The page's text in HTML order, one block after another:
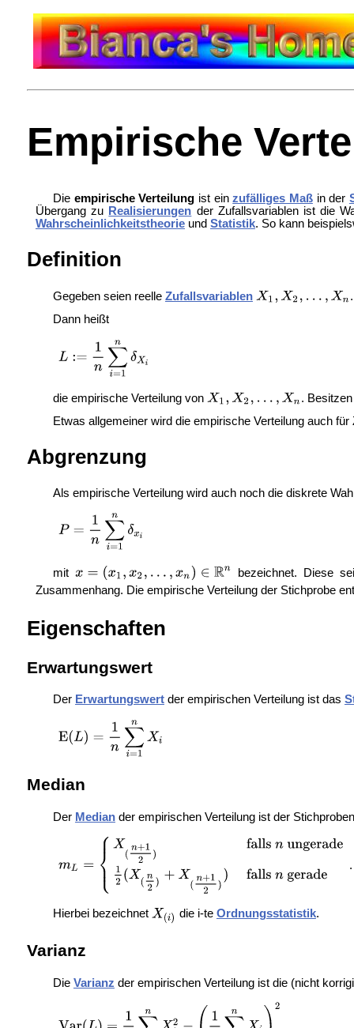
Empirische
Die empirische Verteilung ist einzufälliges Maßin der
Übergang zu Realisierungen der Zufallsvariablen ist die
Wahrscheinlichkeitstheorieund Statistik. So kann
Definition
Gegeben seien reelle Zufallsvariablen
.
Dann heißt
die empirische Verteilung von
.
Etwas allgemeiner wird die empirische Verteilung auch
Abgrenzung
Als empirische Verteilung wird auch noch die diskrete
mit
bezeichnet. Diese
Zusammenhang. Die empirische Verteilung der Stichprobe
Eigenschaften
Erwartungswert
Der Erwartungswertder empirischen Verteilung ist das
Median
Der Mediander empirischen Verteilung ist der
.
Hierbei bezeichnet die i-te Ordnungsstatistik.
Varianz
Die Varianz der empirischen Verteilung ist die (nicht